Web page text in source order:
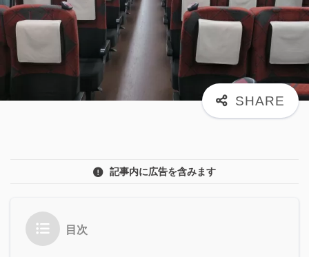
記事内に広告を含みます
目次